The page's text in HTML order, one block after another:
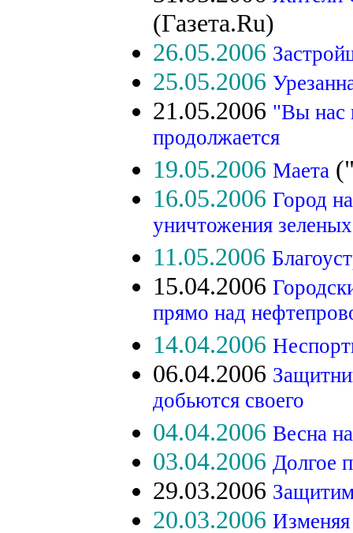
(Газета.Ru)
26.05.2006
25.05.2006
21.05.2006 "Вы нас
продолжается
19.05.2006 Маета
16.05.2006 Город
уничтожения
11.05.2006
15.04.2006
прямо над
14.04.2006
06.04.2006
добьются своего
04.04.2006 Весна
03.04.2006 Долгое
29.03.2006
20.03.2006